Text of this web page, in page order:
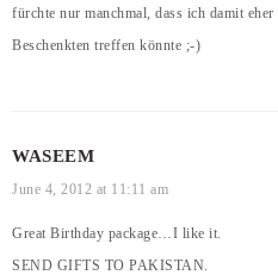
fürchte nur manchmal, dass ich damit
Beschenkten treffen könnte ;-)
WASEEM
June 4, 2012 at 11:11 am
Great Birthday package…I like it.
SEND GIFTS TO PAKISTAN.